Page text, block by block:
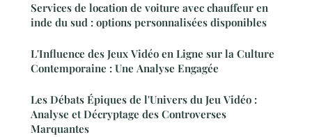
Services de location de voiture avec chauffeur en
inde du sud : options personnalisées disponibles
L'Influence des Jeux Vidéo en Ligne sur la Culture
Contemporaine : Une Analyse Engagée
Les Débats Épiques de l'Univers du Jeu Vidéo :
Analyse et Décryptage des Controverses
Marquantes